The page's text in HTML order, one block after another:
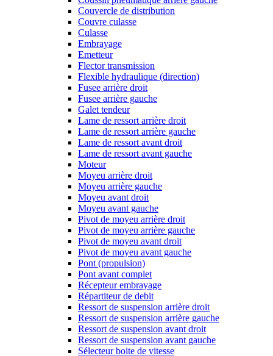
Couvercle de distribution
Couvre culasse
Culasse
Embrayage
Emetteur
Flector transmission
Flexible hydraulique (direction)
Fusee arrière droit
Fusee arrière gauche
Galet tendeur
Lame de ressort arrière droit
Lame de ressort arrière gauche
Lame de ressort avant droit
Lame de ressort avant gauche
Moteur
Moyeu arrière droit
Moyeu arrière gauche
Moyeu avant droit
Moyeu avant gauche
Pivot de moyeu arrière droit
Pivot de moyeu arrière gauche
Pivot de moyeu avant droit
Pivot de moyeu avant gauche
Pont (propulsion)
Pont avant complet
Récepteur embrayage
Répartiteur de debit
Ressort de suspension arrière droit
Ressort de suspension arrière gauche
Ressort de suspension avant droit
Ressort de suspension avant gauche
Sélecteur boite de vitesse